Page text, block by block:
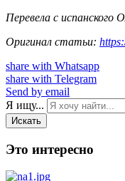
Перевела с испанского
Оригинал статьи:
share with Whatsapp
share with Telegram
Send by email
Я ищу...
Искать
Это интересно